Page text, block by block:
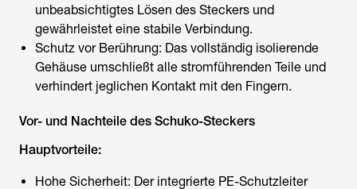
unbeabsichtigtes Lösen des Steckers und
gewährleistet eine stabile Verbindung.
Schutz vor Berührung: Das vollständig isolierende
Gehäuse umschließt alle stromführenden Teile und
verhindert jeglichen Kontakt mit den Fingern.
Vor- und Nachteile des Schuko-Steckers
Hauptvorteile:
Hohe Sicherheit: Der integrierte PE-Schutzleiter